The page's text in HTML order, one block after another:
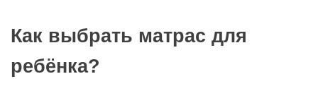
Как выбрать матрас для
ребёнка?